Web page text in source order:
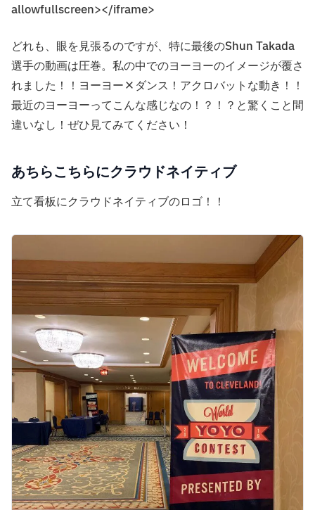
allowfullscreen></iframe>
どれも、眼を見張るのですが、特に最後のShun Takada
選手の動画は圧巻。私の中でのヨーヨーのイメージが覆さ
れました！！ヨーヨー×ダンス！アクロバットな動き！！
最近のヨーヨーってこんな感じなの！？！？と驚くこと間
違いなし！ぜひ見てみてください！
あちらこちらにクラウドネイティブ
立て看板にクラウドネイティブのロゴ！！